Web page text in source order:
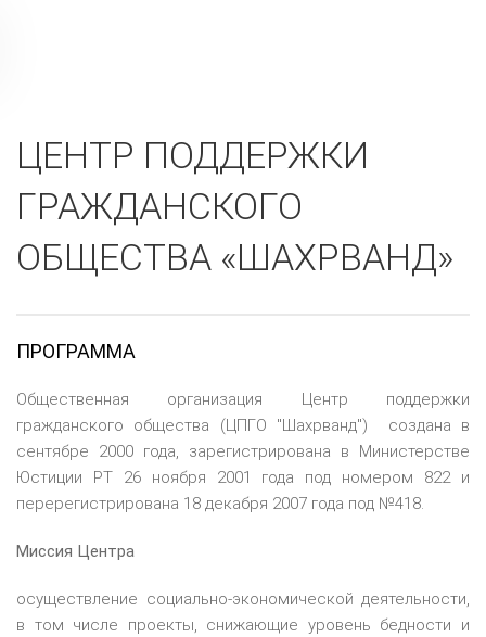
ЦЕНТР ПОДДЕРЖКИ
ГРАЖДАНСКОГО
ОБЩЕСТВА «ШАХРВАНД»
ПРОГРАММА
Общественная организация Центр поддержки
гражданского общества (ЦПГО "Шахрванд") создана в
сентябре 2000 года, зарегистрирована в Министерстве
Юстиции РТ 26 ноября 2001 года под номером 822 и
перерегистрирована 18 декабря 2007 года под №418.
Миссия Центра
осуществление социально-экономической деятельности,
в том числе проекты, снижающие уровень бедности и